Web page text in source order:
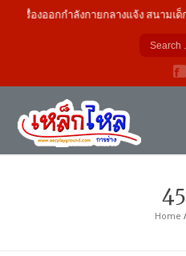
เครื่องออกกำลังกายกลางแจ้ง สนามเ
Home /